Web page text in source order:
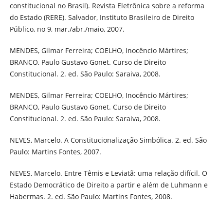
constitucional no Brasil). Revista Eletrônica sobre a reforma
do Estado (RERE). Salvador, Instituto Brasileiro de Direito
Público, no 9, mar./abr./maio, 2007.
MENDES, Gilmar Ferreira; COELHO, Inocêncio Mártires;
BRANCO, Paulo Gustavo Gonet. Curso de Direito
Constitucional. 2. ed. São Paulo: Saraiva, 2008.
MENDES, Gilmar Ferreira; COELHO, Inocêncio Mártires;
BRANCO, Paulo Gustavo Gonet. Curso de Direito
Constitucional. 2. ed. São Paulo: Saraiva, 2008.
NEVES, Marcelo. A Constitucionalização Simbólica. 2. ed. São
Paulo: Martins Fontes, 2007.
NEVES, Marcelo. Entre Têmis e Leviatã: uma relação difícil. O
Estado Democrático de Direito a partir e além de Luhmann e
Habermas. 2. ed. São Paulo: Martins Fontes, 2008.